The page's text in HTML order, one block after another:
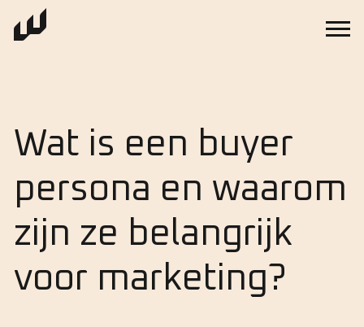
Wat is een buyer
persona en waarom
zijn ze belangrijk
voor marketing?